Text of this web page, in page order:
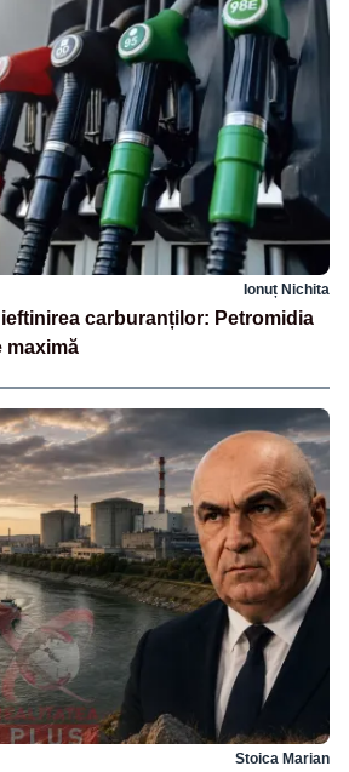
Ionuț Nichita
ieftinirea carburanților: Petromidia
maximă
Stoica Marian